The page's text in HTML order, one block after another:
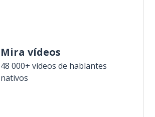
Mira vídeos
48 000+ vídeos de hablantes
nativos